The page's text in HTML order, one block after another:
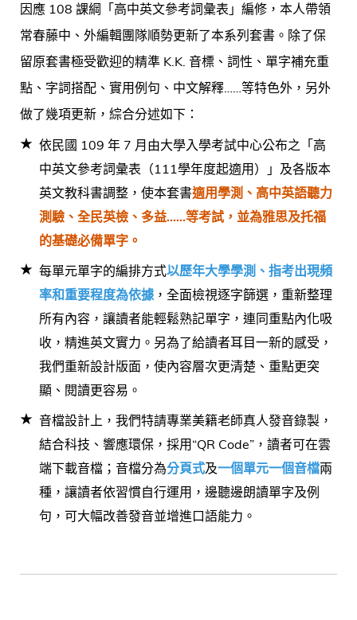
因應 108 課綱「高中英文參考詞彙表」編修，本人帶領
常春藤中、外編輯團隊順勢更新了本系列套書。除了保
留原套書極受歡迎的精準 K.K. 音標、詞性、單字補充重
點、字詞搭配、實用例句、中文解釋……等特色外，另外
做了幾項更新，綜合分述如下：
依民國 109 年 7 月由大學入學考試中心公布之「高
中英文參考詞彙表（111學年度起適用）」及各版本
英文教科書調整，使本套書適用學測、高中英語聽力
測驗、全民英檢、多益……等考試，並為雅思及托福
的基礎必備單字。
每單元單字的編排方式以歷年大學學測、指考出現頻
率和重要程度為依據 ，全面檢視逐字篩選，重新整理
所有內容，讓讀者能輕鬆熟記單字，連同重點內化吸
收，精進英文實力。另為了給讀者耳目一新的感受，
我們重新設計版面，使內容層次更清楚、重點更突
顯、閱讀更容易。
音檔設計上，我們特請專業美籍老師真人發音錄製，
結合科技、響應環保，採用“QR Code”，讀者可在雲
端下載音檔；音檔分為分頁式及一個單元一個音檔兩
種，讓讀者依習慣自行運用，邊聽邊朗讀單字及例
句，可大幅改善發音並增進口語能力。